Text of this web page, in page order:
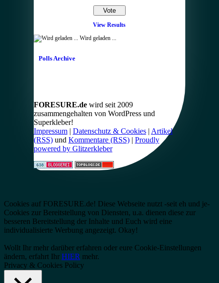
View Results
Wird geladen ...
Polls Archive
FORESURE.dewird seit 2009
zusammengehalten von WordPress und
Superkleber!
Impressum| Datenschutz & Cookies| Artikel
(RSS)und Kommentare (RSS)| Proudly
powered by Glitzerkleber
Cookies auf FORESURE.de! Diese Webseite nutzt -seit eh und je-
Cookies zur Bereitstellung von Diensten, u.a. dienen diese zur
besseren Bereitstellung der Inhalte und Euch wird eine
individualisierte Werbung angezeigt. Okay!
Wollt Ihr mehr darüber erfahren oder eure Cookie-Einstellungen
ändern, erfahrt Ihr HIER mehr.
Privacy & Cookies Policy